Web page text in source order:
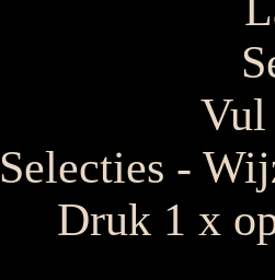
Vul
Selecties -
Druk 1 x